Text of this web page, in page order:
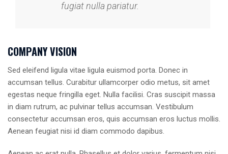
fugiat nulla pariatur.
COMPANY VISION
Sed eleifend ligula vitae ligula euismod porta. Donec in
accumsan tellus. Curabitur ullamcorper odio metus, sit amet
egestas neque fringilla eget. Nulla facilisi. Cras suscipit massa
in diam rutrum, ac pulvinar tellus accumsan. Vestibulum
consectetur accumsan eros, quis accumsan eros luctus mollis.
Aenean feugiat nisi id diam commodo dapibus.